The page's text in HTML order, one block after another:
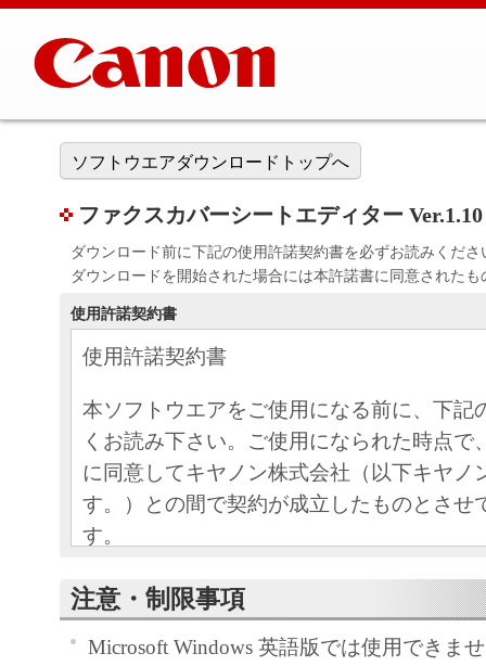
ソフトウエアダウンロードトップへ
ファクスカバーシートエディター Ver.1.10
ダウンロード前に下記の使用許諾契約書を必ずお読みくださ
ダウンロードを開始された場合には本許諾書に同意された
使用許諾契約書
使用許諾契約書
本ソフトウエアをご使用になる前に、下記
くお読み下さい。ご使用になられた時点で
に同意してキヤノン株式会社（以下キヤノ
す。）との間で契約が成立したものとさせ
す。
本ソフトウエアおよびその複製物に関
容によりキヤノンまたはキヤノンのラ
します。
注意・制限事項
Microsoft Windows 英語版では使用できま